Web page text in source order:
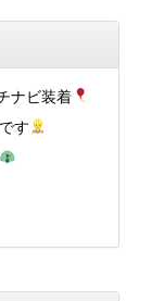
ナビ装着
す